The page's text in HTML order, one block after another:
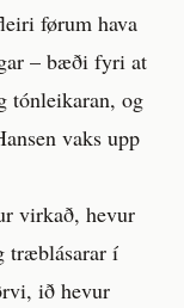
førum hava
– bæði fyri at
tónleikaran, og
vaks upp
virkað, hevur
træblásarar í
ið hevur